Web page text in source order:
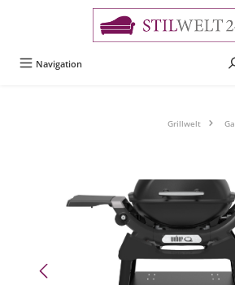
Navigation
Grillwelt
Bildergalerie überspringen